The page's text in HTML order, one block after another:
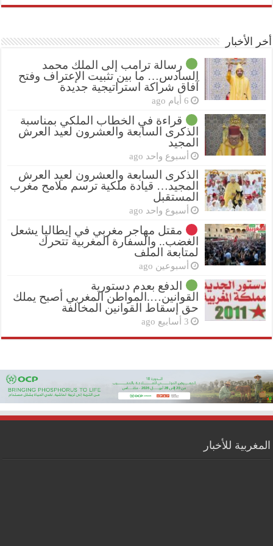
أخر الأخبار
رسالة ترامب إلى الملك محمد
السادس… ما بين تثبيت الإعتراف وفتح
آفاق شراكة استراتيجية جديدة
6 أيام ago
قراءة في الخطاب الملكي بمناسبة
الذكرى السابعة والعشرون لعيد العرش
المجيد
أسبوع واحد ago
الذكرى السابعة والعشرون لعيد العرش
المجيد… قيادة ملكية ترسم ملامح مغرب
المستقبل
أسبوع واحد ago
مقتل مهاجر مغربي في إيطاليا يشعل
الغضب.. والسفارة المغربية تتحرك
لمتابعة الملف
أسبوعين ago
الدفع بعدم دستورية
القوانين….المواطن المغربي أصبح يملك
حق إسقاط القوانين المخالفة
3 أسابيع ago
المغربية للأخبار